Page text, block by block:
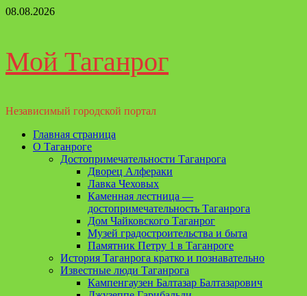
Перейти
08.08.2026
Мой Таганрог
Независимый городской портал
Основное
меню
Главная страница
О Таганроге
Достопримечательности Таганрога
Дворец Алфераки
Лавка Чеховых
Каменная лестница —
достопримечательность Таганрога
Дом Чайковского Таганрог
Музей градостроительства и быта
Памятник Петру 1 в Таганроге
История Таганрога кратко и познавательно
Известные люди Таганрога
Кампенгаузен Балтазар Балтазарович